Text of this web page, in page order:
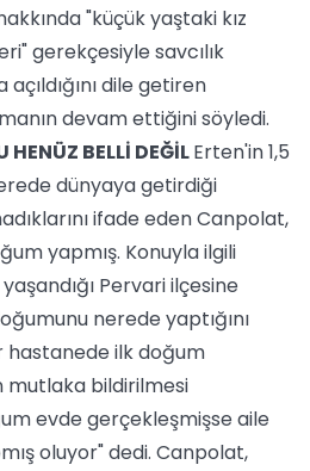
"küçük yaştaki kız
gerekçesiyle savcılık
dile getiren
devam ettiğini söyledi.
HENÜZ BELLİ DEĞİLErten'in 1,5
dünyaya getirdiği
ifade eden Canpolat,
yapmış. Konuyla ilgili
Pervari ilçesine
nerede yaptığını
hastanede ilk doğum
mutlaka bildirilmesi
evde gerçekleşmişse aile
oluyor" dedi. Canpolat,